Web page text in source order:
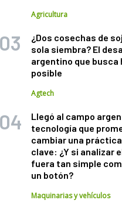
Agricultura
¿Dos cosechas de
sola siembra? El
argentino que busca
posible
Agtech
Llegó al campo
tecnología que
cambiar una
clave: ¿Y si analizar
fuera tan simple
un botón?
Maquinarias y vehículos